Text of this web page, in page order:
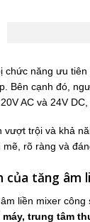
chức năng ưu
Bên cạnh đó,
AC và 24V
vượt trội và khả
rõ ràng và
của tăng âm
liền mixer công
trung tâm